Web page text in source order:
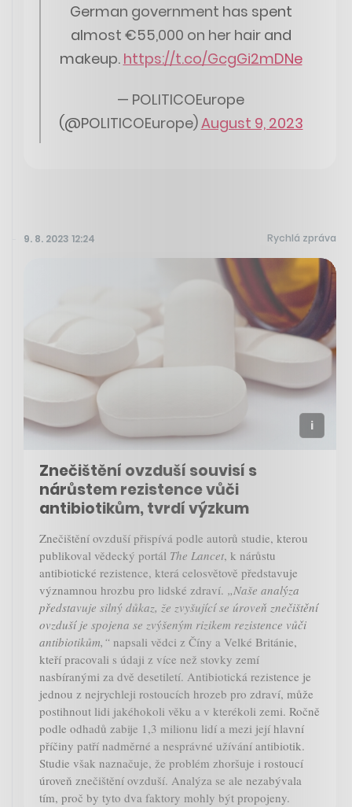
German government has spent
almost €55,000 on her hair and
makeup. https://t.co/GcgGi2mDNe
— POLITICOEurope
(@POLITICOEurope)August 9, 2023
9. 8. 2023 12:24 Rychlá zpráva
Znečištění ovzduší souvisí s
nárůstem rezistence vůči
antibiotikům, tvrdí výzkum
Znečištění ovzduší přispívá podle autorů studie, kterou
publikoval vědecký portál The Lancet, k nárůstu
antibiotické rezistence, která celosvětově představuje
významnou hrozbu pro lidské zdraví. „Naše analýza
představuje silný důkaz, že zvyšující se úroveň znečištění
ovzduší je spojena se zvýšeným rizikem rezistence vůči
antibiotikům,“ napsali vědci z Číny a Velké Británie,
kteří pracovali s údaji z více než stovky zemí
nasbíranými za dvě desetiletí. Antibiotická rezistence je
jednou z nejrychleji rostoucích hrozeb pro zdraví, může
postihnout lidi jakéhokoli věku a v kterékoli zemi. Ročně
podle odhadů zabije 1,3 milionu lidí a mezi její hlavní
příčiny patří nadměrné a nesprávné užívání antibiotik.
Studie však naznačuje, že problém zhoršuje i rostoucí
úroveň znečištění ovzduší. Analýza se ale nezabývala
tím, proč by tyto dva faktory mohly být propojeny.